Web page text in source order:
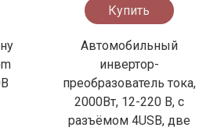
Купить
Автомобильный
инвертор-
преобразователь тока,
2000Вт, 12-220 В, с
разъёмом 4USB, две